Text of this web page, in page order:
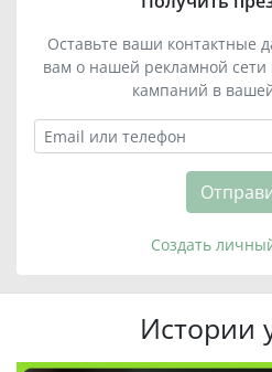
Оставьте ваши контактные
вам о нашей рекламной
кампаний в
Создать
Истории